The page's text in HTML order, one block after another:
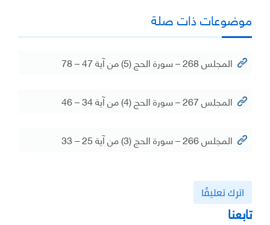
موضوعات ذات صلة
المجلس 268 – سورة الحج (5) من آية 47 – 78
المجلس 267 – سورة الحج (4) من آية 34 – 46
المجلس 266 – سورة الحج (3) من آية 25 – 33
اترك تعليقًا
تابعنا